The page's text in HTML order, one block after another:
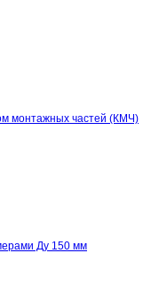
монтажных частей (КМЧ)
Ду 150 мм